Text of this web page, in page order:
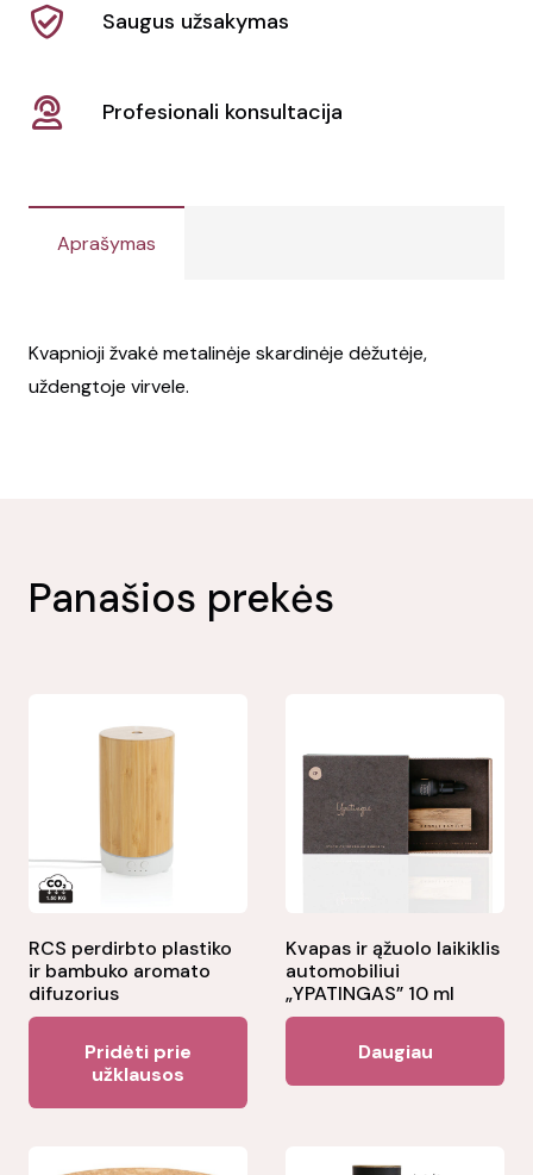
Saugus užsakymas
Profesionali konsultacija
Aprašymas
Kvapnioji žvakė metalinėje skardinėje dėžutėje,
uždengtoje virvele.
Panašios prekės
RCS perdirbto plastiko
ir bambuko aromato
difuzorius
Pridėti prie
užklausos
Kvapas ir ąžuolo laikiklis
automobiliui
„YPATINGAS” 10 ml
Daugiau